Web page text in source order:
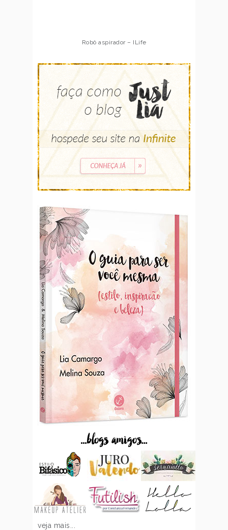
Robô aspirador – ILife
...blogs amigos...
veja mais...